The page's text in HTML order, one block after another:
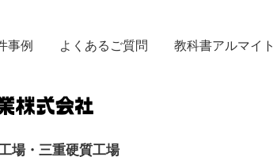
事例 よくあるご質問 教科書アルマイト
場・三重硬質工場